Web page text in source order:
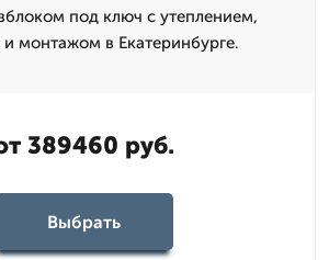
под ключ с утеплением,
и монтажом в Екатеринбурге.
389460 руб.
Выбрать